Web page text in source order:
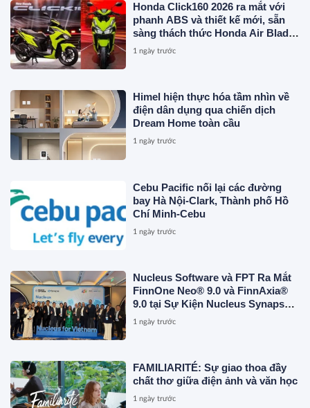
Honda Click160 2026 ra mắt với
phanh ABS và thiết kế mới, sẵn
sàng thách thức Honda Air Blade
và Yamaha NVX
1 ngày trước
Himel hiện thực hóa tầm nhìn về
điện dân dụng qua chiến dịch
Dream Home toàn cầu
1 ngày trước
Cebu Pacific nối lại các đường
bay Hà Nội-Clark, Thành phố Hồ
Chí Minh-Cebu
1 ngày trước
Nucleus Software và FPT Ra Mắt
FinnOne Neo® 9.0 và FinnAxia®
9.0 tại Sự Kiện Nucleus Synapse
Lần Đầu Tiên tại Việt Nam
1 ngày trước
FAMILIARITÉ: Sự giao thoa đầy
chất thơ giữa điện ảnh và văn học
1 ngày trước